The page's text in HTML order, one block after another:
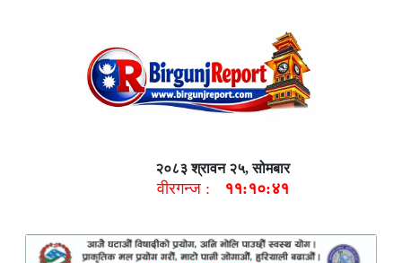
२०८३ श्रावन २५, सोमबार
वीरगन्ज : ११:१०:४२